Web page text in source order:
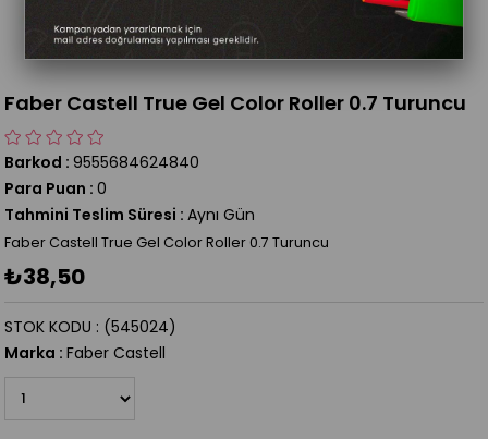
Faber Castell True Gel Color Roller 0.7 Turuncu
Barkod : 9555684624840
Para Puan : 0
Tahmini Teslim Süresi : Aynı Gün
Faber Castell True Gel Color Roller 0.7 Turuncu
₺38,50
(545024)
STOK KODU
Marka : Faber Castell